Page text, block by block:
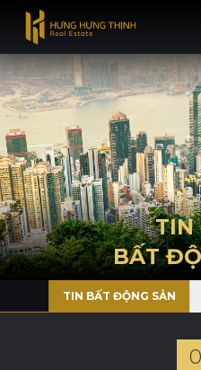
TRAN
GIỚI
D Ự
C
TIN
BẤT
TIN BẤT ĐỘNG SẢN